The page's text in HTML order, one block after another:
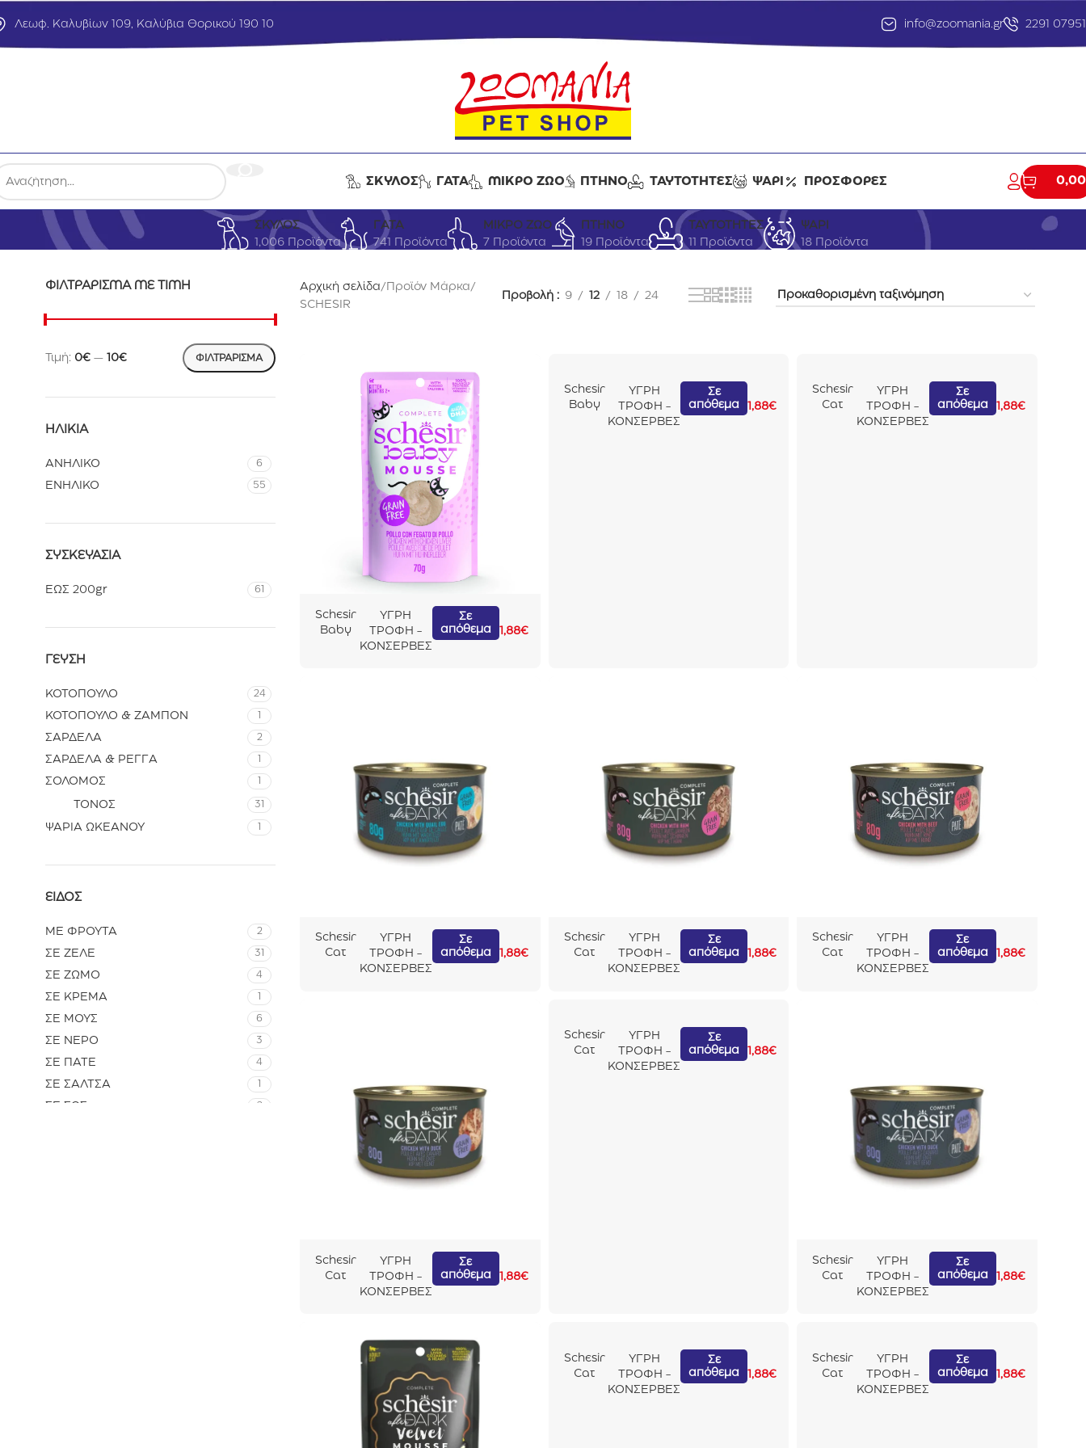
Λεωφ. Καλυβίων 109, Καλύβια Θορικού 190 10 info@zoomania.gr 2291
ΣΚΥΛΟΣ ΓΑΤΑ ΜΙΚΡΟ ΖΩΟ ΠΤΗΝΟ ΤΑΥΤΟΤΗΤΕΣ ΨΑΡΙ ΠΡΟΣΦΟΡΕΣ 0,00
SCHESIR
ΣΚΥΛΟΣ
1,006 Προϊόντα
ΓΑΤΑ
741 Προϊόντα
ΜΙΚΡΟ ΖΩΟ
7 Προϊόντα
ΠΤΗΝΟ
19 Προϊόντα
ΤΑΥΤΟΤΗΤΕΣ
11 Προϊόντα
ΨΑΡΙ
18 Προϊόντα
ΦΙΛΤΡΆΡΙΣΜΑ ΜΕ ΤΙΜΉ
ΦΙΛΤΡΆΡΙΣΜΑ
Τιμή: 0€ — 10€
ΗΛΙΚΊΑ
ΑΝΗΛΙΚΟ 6
ΕΝΗΛΙΚΟ 55
ΣΥΣΚΕΥΑΣΊΑ
ΕΩΣ 200gr 61
ΓΕΎΣΗ
ΚΟΤΟΠΟΥΛΟ 24
ΚΟΤΟΠΟΥΛΟ & ΖΑΜΠΟΝ
ΣΑΡΔΕΛΑ 2
ΣΑΡΔΕΛΑ & ΡΕΓΓΑ
ΣΟΛΟΜΟΣ
ΤΟΝΟΣ 31
ΨΑΡΙΑ ΩΚΕΑΝΟΥ
ΕΊΔΟΣ
ΜΕ ΦΡΟΥΤΑ 2
ΣΕ ΖΕΛΕ 31
ΣΕ ΖΩΜΟ 4
ΣΕ ΚΡΕΜΑ
ΣΕ ΜΟΥΣ 6
ΣΕ ΝΕΡΟ 3
ΣΕ ΠΑΤΕ 4
ΣΕ ΣΑΛΤΣΑ
ΣΕ ΣΩΣ 2
Αρχική σελίδα
Προϊόν Μάρκα
SCHESIR
Προβολή 9 12 18 24
Schesir
Baby
ΥΓΡΗ
ΤΡΟΦΗ -
ΚΟΝΣΕΡΒΕΣ
Σε
απόθεμα
1,88€
Schesir
Baby
ΥΓΡΗ
ΤΡΟΦΗ -
ΚΟΝΣΕΡΒΕΣ
Σε
απόθεμα
1,88€
Schesir
Cat
ΥΓΡΗ
ΤΡΟΦΗ -
ΚΟΝΣΕΡΒΕΣ
Σε
απόθεμα
1,88€
Schesir
Cat
ΥΓΡΗ
ΤΡΟΦΗ -
ΚΟΝΣΕΡΒΕΣ
Σε
απόθεμα
1,88€
Schesir
Cat
υλο Με
Ζαμπόν
ΥΓΡΗ
ΤΡΟΦΗ -
ΚΟΝΣΕΡΒΕΣ
Σε
απόθεμα
1,88€
Schesir
Cat
ΥΓΡΗ
ΤΡΟΦΗ -
ΚΟΝΣΕΡΒΕΣ
Σε
απόθεμα
1,88€
Schesir
Cat
ΥΓΡΗ
ΤΡΟΦΗ -
ΚΟΝΣΕΡΒΕΣ
Σε
απόθεμα
1,88€
Schesir
Cat
ΥΓΡΗ
ΤΡΟΦΗ -
ΚΟΝΣΕΡΒΕΣ
Σε
απόθεμα
1,88€
Schesir
Cat
υλο Με
Πάπια
ΥΓΡΗ
ΤΡΟΦΗ -
ΚΟΝΣΕΡΒΕΣ
Σε
απόθεμα
1,88€
Schesir
Cat
ΥΓΡΗ
ΤΡΟΦΗ -
ΚΟΝΣΕΡΒΕΣ
Σε
απόθεμα
1,88€
Schesir
Cat
ΥΓΡΗ
ΤΡΟΦΗ -
ΚΟΝΣΕΡΒΕΣ
Σε
απόθεμα
1,88€